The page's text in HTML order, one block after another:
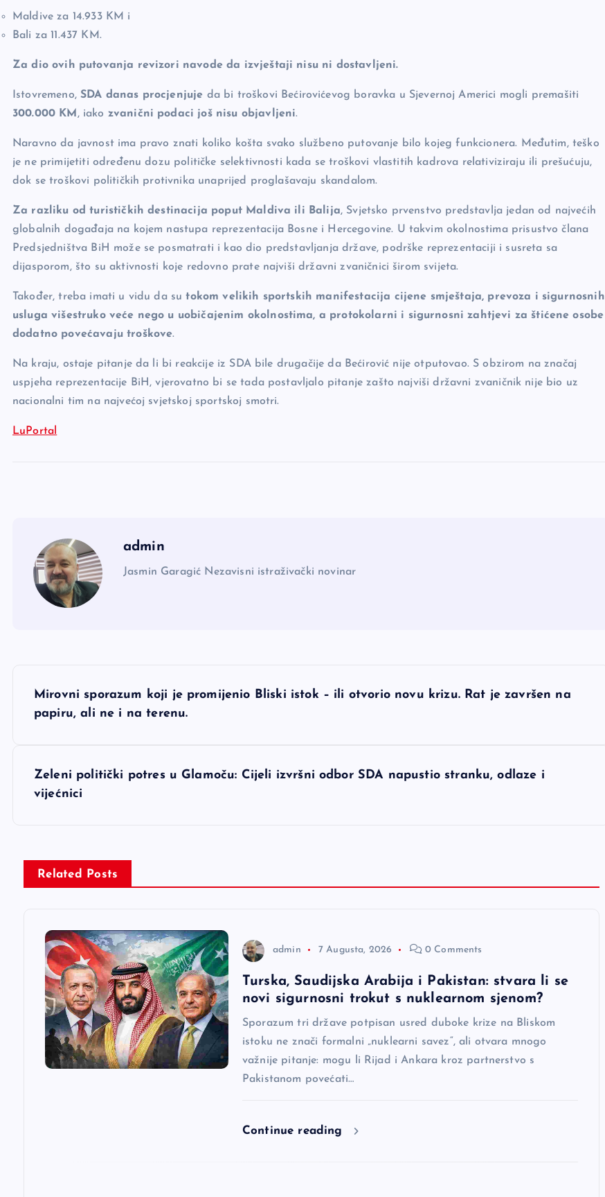
Maldive za 14.933 KM i
Bali za 11.437 KM.
Za dio ovih putovanja revizori navode da izvještaji nisu ni dostavljeni.
Istovremeno,SDA danas procjenjuje da bi troškovi Bećirovićevog boravka u Sjevernoj Americi mogli premašiti
300.000 KM , iako zvanični podaci još nisu objavljeni.
Naravno da javnost ima pravo znati koliko košta svako službeno putovanje bilo kojeg funkcionera. Međutim, teško
je ne primijetiti određenu dozu političke selektivnosti kada se troškovi vlastitih kadrova relativiziraju ili prešućuju,
dok se troškovi političkih protivnika unaprijed proglašavaju skandalom.
Za razliku od turističkih destinacija poput Maldiva ili Balija, Svjetsko prvenstvo predstavlja jedan od najvećih
globalnih događaja na kojem nastupa reprezentacija Bosne i Hercegovine. U takvim okolnostima prisustvo člana
Predsjedništva BiH može se posmatrati i kao dio predstavljanja države, podrške reprezentaciji i susreta sa
dijasporom, što su aktivnosti koje redovno prate najviši državni zvaničnici širom svijeta.
Također, treba imati u vidu da sutokom velikih sportskih manifestacija cijene smještaja, prevoza i sigurnosnih
usluga višestruko veće nego u uobičajenim okolnostima, a protokolarni i sigurnosni zahtjevi za štićene osobe
dodatno povećavaju troškove.
Na kraju, ostaje pitanje da li bi reakcije iz SDA bile drugačije da Bećirović nije otputovao. S obzirom na značaj
uspjeha reprezentacije BiH, vjerovatno bi se tada postavljalo pitanje zašto najviši državni zvaničnik nije bio uz
nacionalni tim na najvećoj svjetskoj sportskoj smotri.
LuPortal
admin
Jasmin Garagić Nezavisni istraživački novinar
NMirovni sporazum koji je promijenio Bliski istok – ili otvorio novu krizu. Rat je završen na
papiru, ali ne i na terenu.
Zeleni politički potres u Glamoču: Cijeli izvršni odbor SDA napustio stranku, odlaze i
vijećnici
Related Posts
admin 7 Augusta, 2026 0 Comments
Turska, Saudijska Arabija i Pakistan: stvara li se
novi sigurnosni trokut s nuklearnom sjenom?
Sporazum tri države potpisan usred duboke krize na Bliskom
istoku ne znači formalni „nuklearni savez“, ali otvara mnogo
važnije pitanje: mogu li Rijad i Ankara kroz partnerstvo s
Pakistanom povećati…
Continue reading